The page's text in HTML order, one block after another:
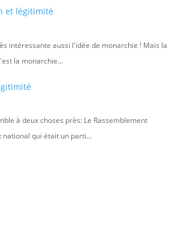
et légitimité
intéressante aussi l'idée de monarchie ! Mais la
la monarchie…
à deux choses près: Le Rassemblement
national qui était un parti…